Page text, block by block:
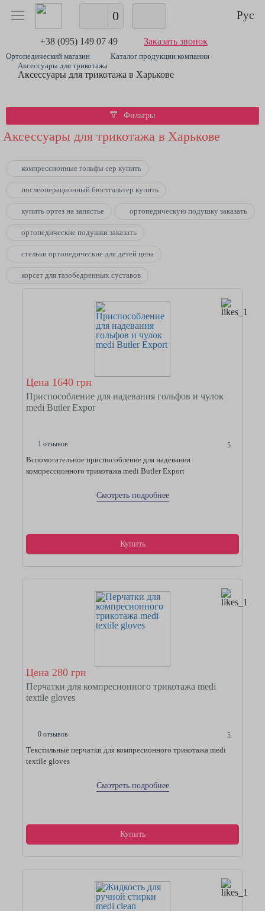
0 Рус
+38 (095) 149 07 49 Заказать звонок
Ортопедический магазин
Каталог продукции компании
Аксессуары для трикотажа
Аксессуары для трикотажа в Харькове
Фильтры
Аксессуары для трикотажа в Харькове
компрессионные гольфы cep купить
послеоперационный бюстгальтер купить
купить ортез на запястье ортопедическую подушку заказать
ортопедические подушки заказать
стельки ортопедические для детей цена
корсет для тазобедренных суставов
Цена 1640 грн
Приспособление для надевания гольфов и чулок
medi Butler Expor
1 отзывов 5
Вспомогательное приспособление для надевания
компрессионного трикотажа medi Butler Export
Смотреть подробнее
Купить
Цена 280 грн
Перчатки для компресионного трикотажа medi
textile gloves
0 отзывов 5
Текстильные перчатки для компресионного трикотажа medi
textile gloves
Смотреть подробнее
Купить